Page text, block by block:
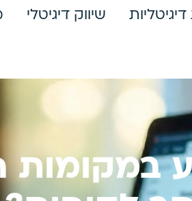
דיגיטליות שיווק דיגיטלי
במקומות